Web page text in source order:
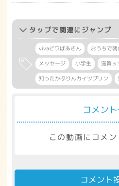
タップで関連にジャンプ
vivaビワばあさん おうちで
メッセージ
小学生 滋賀ッ
知ったかぷりんカイツプリン
コメン
この動画にコメン
コメント